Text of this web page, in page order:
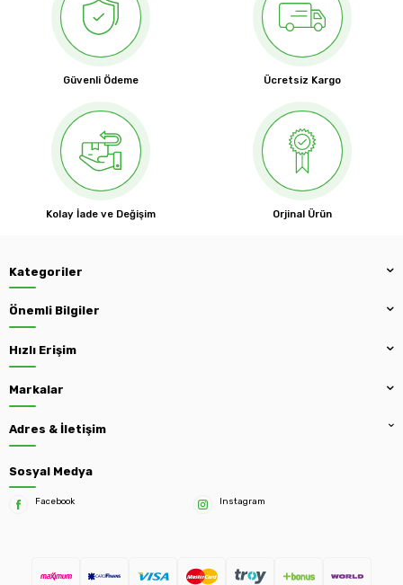
Güvenli Ödeme Ücretsiz Kargo
Kolay İade ve Değişim Orjinal Ürün
Kategoriler
Önemli Bilgiler
Hızlı Erişim
Markalar
Adres & İletişim
Sosyal Medya
Facebook Instagram